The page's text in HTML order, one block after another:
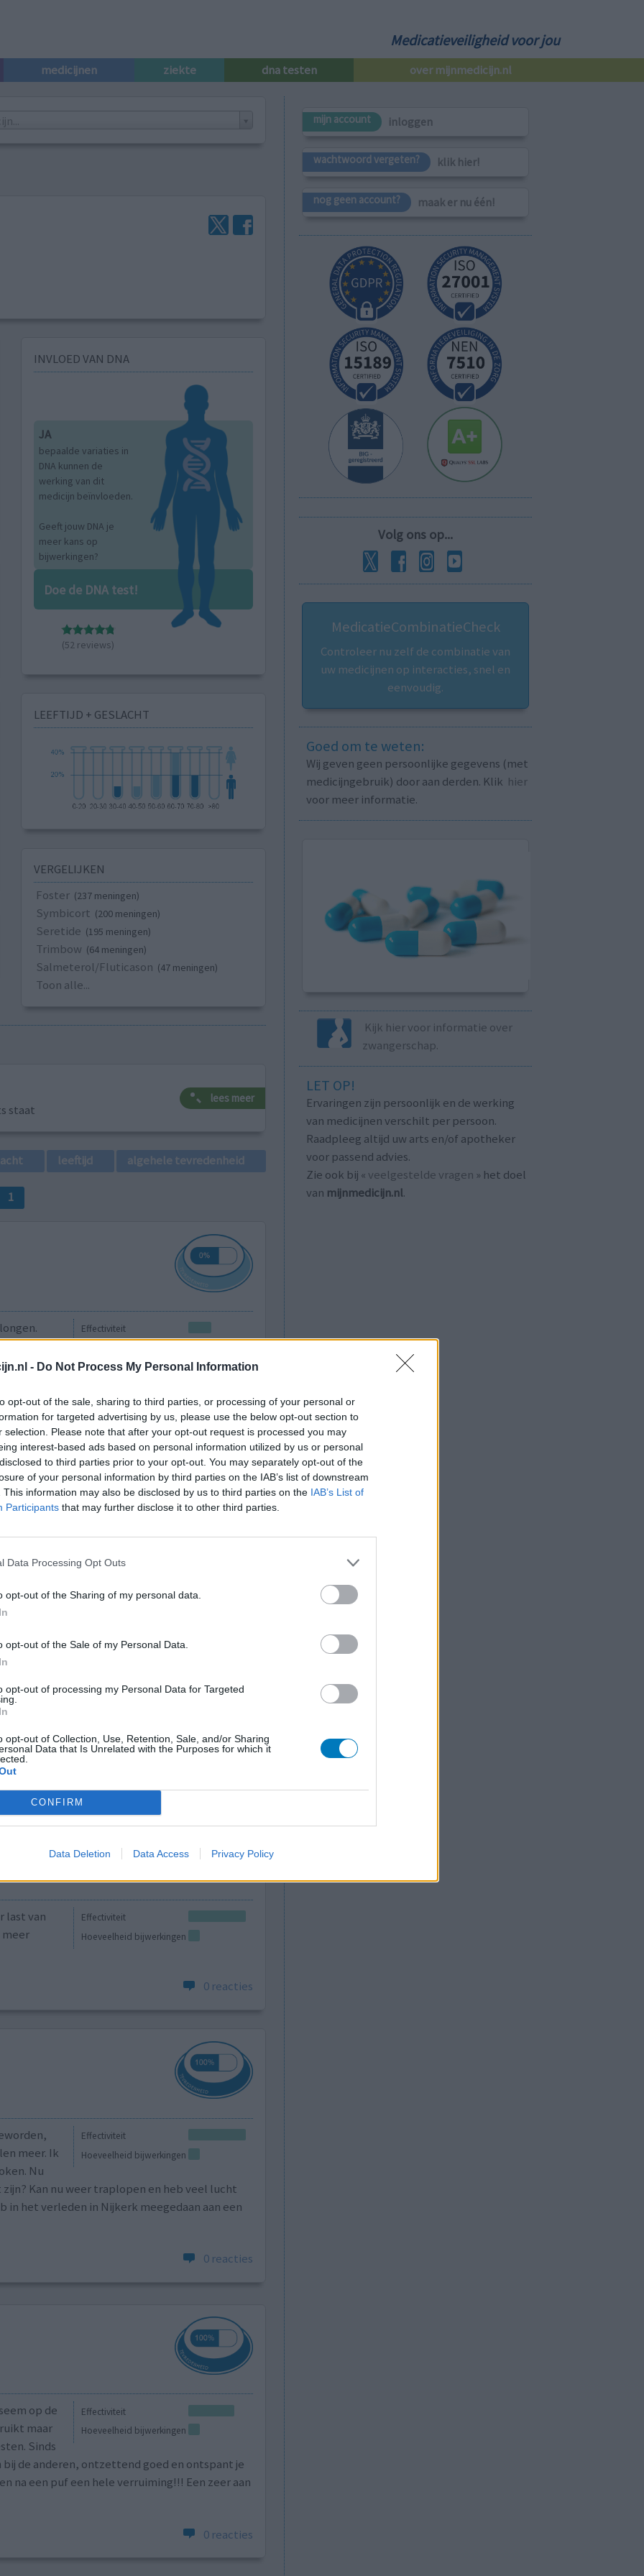
- Do Not Process My Personal Information
opt-out of the sale, sharing to third parties, or processing of your personal or
for targeted advertising by us, please use the below opt-out section to
selection. Please note that after your opt-out request is processed you may
interest-based ads based on personal information utilized by us or personal
to third parties prior to your opt-out. You may separately opt-out of the
of your personal information by third parties on the IAB’s list of downstream
This information may also be disclosed by us to third parties on the IAB’s List of
Participants that may further disclose it to other third parties.
Data Processing Opt Outs
opt-out of the Sharing of my personal data.
opt-out of the Sale of my Personal Data.
opt-out of processing my Personal Data for Targeted
opt-out of Collection, Use, Retention, Sale, and/or Sharing
Data that Is Unrelated with the Purposes for which it
CONFIRM
Data Deletion Data Access Privacy Policy
Medicatieveiligheid voor jou
medicijnen ziekte dna testen over mijnmedicijn.nl
INVLOED VAN DNA
JA
bepaalde variaties in
DNA kunnen de
werking van dit
medicijn beïnvloeden.
Geeft jouw DNA je
meer kans op
bijwerkingen?
Doe de DNA test!
(52 reviews)
LEEFTIJD + GESLACHT
VERGELIJKEN
Foster (237 meningen)
Symbicort (200 meningen)
Seretide (195 meningen)
Trimbow (64 meningen)
Salmeterol/Fluticason (47 meningen)
Toon alle...
staat
lees meer
leeftijd algehele tevredenheid
1
Effectiviteit
Bijwerkingen
bovenste luchtweginfectie
0 reacties
Bijwerkingen
bronchitis
ik
weer
van
Effectiviteit
Hoeveelheid bijwerkingen
last van
meer
0 reacties
Effectiviteit
Hoeveelheid bijwerkingen
meer. Ik
Nu
Kan nu weer traplopen en heb veel lucht
het verleden in Nijkerk meegedaan aan een
0 reacties
Effectiviteit
Hoeveelheid bijwerkingen
op de
maar
Sinds
de anderen, ontzettend goed en ontspant je
na een puf een hele verruiming!!! Een zeer aan
0 reacties
mijn account inloggen
wachtwoord vergeten? klik hier!
nog geen account? maak er nu één!
Volg ons op...
MedicatieCombinatieCheck
Controleer nu zelf de combinatie van
uw medicijnen op interacties, snel en
eenvoudig.
Goed om te weten:
Wij geven geen persoonlijke gegevens (met
medicijngebruik) door aan derden. Klik hier
voor meer informatie.
Kijk hier voor informatie over
zwangerschap.
LET OP!
Ervaringen zijn persoonlijk en de werking
van medicijnen verschilt per persoon.
Raadpleeg altijd uw arts en/of apotheker
voor passend advies.
Zie ook bij « veelgestelde vragen » het doel
van mijnmedicijn.nl.